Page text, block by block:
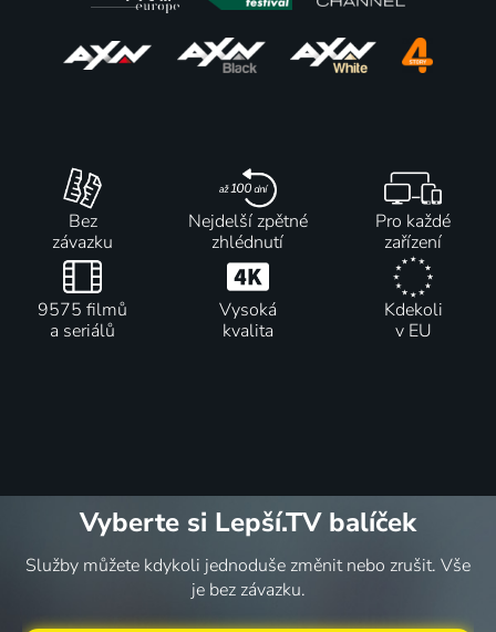
Bez
závazku
Nejdelší zpětné
zhlédnutí
Pro každé
zařízení
9575 filmů
a seriálů
Vysoká
kvalita
Kdekoli
v EU
Vyberte si Lepší.TV balíček
Služby můžete kdykoli jednoduše změnit nebo zrušit. Vše
je bez závazku.